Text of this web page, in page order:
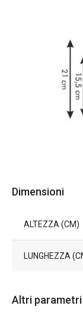
Dimensioni
ALTEZZA (CM)
LUNGHEZZA
Altri parametri